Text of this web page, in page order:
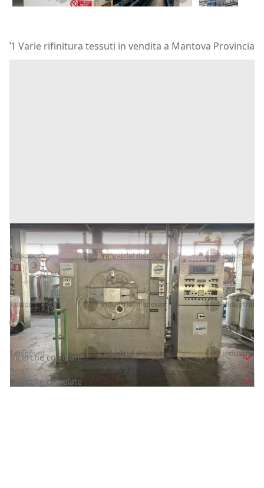
Vendita Varie rifinitura tessuti in Provincia di Mantova
1 Varie rifinitura tessuti in vendita a Mantova Provincia
1#9641 Rotativa Flainox
Inserito il: 24/02/2026
Castiglione delle Stiviere (Mantova)
Annuncio scaduto
Prezzo
1.625 €
Codice annuncio:768947413
Ricerche correlate
Ricerche correlate